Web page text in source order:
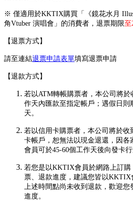
※ 僅適用於KKTIX購買「《鏡花水月
角Vtuber 演唱會」的消費者，退票期限至
【退票方式】
請至連結退票申請表單填寫退票申請
【退款方式】
若以ATM轉帳購票者，本公司將於
作天內匯款至指定帳戶；遇假日
天。
若以信用卡購票者，本公司將於收
卡帳戶，恕無法以現金退還，因各
會員可於45-60個工作天後向發卡行
若您是以KKTIX會員於網路上訂購
票、退款進度，建議您皆以KKTIX
上述時間點尚未收到退款，歡迎
進度。